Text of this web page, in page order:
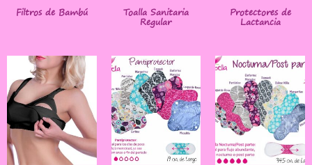
Filtros de Bambú Toalla Sanitaria
Regular
Protectores de
Lactancia